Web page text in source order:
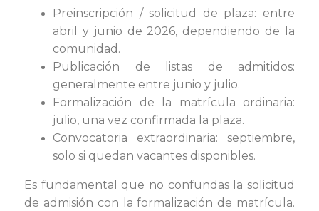
Preinscripción / solicitud de plaza: entre
abril y junio de 2026, dependiendo de la
comunidad.
Publicación de listas de admitidos:
generalmente entre junio y julio.
Formalización de la matrícula ordinaria:
julio, una vez confirmada la plaza.
Convocatoria extraordinaria: septiembre,
solo si quedan vacantes disponibles.
Es fundamental que no confundas la solicitud
de admisión con la formalización de matrícula.